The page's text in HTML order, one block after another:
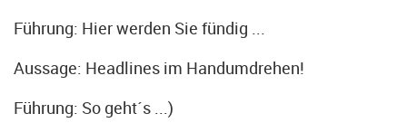
Führung: Hier werden Sie fündig ...
Aussage: Headlines im Handumdrehen!
Führung: So geht´s ...)